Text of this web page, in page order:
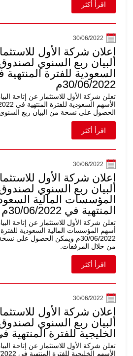
اقرأ أكثر
30/06/2022
إعلان شركة الأول
البيان ربع السنوي
السعودية للفترة المنتهية
30/06/2022م
تعلن شركة الأول للاستثماز عن إتاحة
الحصول على نسخة من البيان ربع
اقرأ أكثر
30/06/2022
إعلان شركة الأول
البيان ربع السنوي
المؤسسات المالية
المنتهية في 30/06/2022م
تعلن شركة الأول للاستثماز عن إتاحة
أسهم المؤسسات المالية السعودية للفترة
30/06/2022م ويمكن الحصول على
من خلال المرفقات.
اقرأ أكثر
30/06/2022
إعلان شركة الأول
البيان ربع السنوي
الخليجية للفترة المنتهية في 30/06/
تعلن شركة الأول للاستثماز عن إتاحة